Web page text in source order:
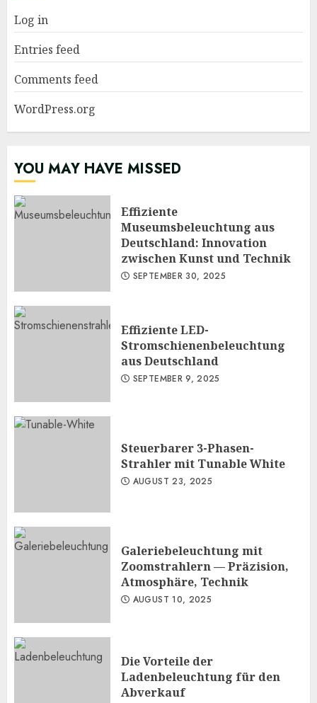
Log in
Entries feed
Comments feed
WordPress.org
YOU MAY HAVE MISSED
Effiziente
Museumsbeleuchtung aus
Deutschland: Innovation
zwischen Kunst und Technik
SEPTEMBER 30, 2025
Effiziente LED-
Stromschienenbeleuchtung
aus Deutschland
SEPTEMBER 9, 2025
Steuerbarer 3-Phasen-
Strahler mit Tunable White
AUGUST 23, 2025
Galeriebeleuchtung mit
Zoomstrahlern — Präzision,
Atmosphäre, Technik
AUGUST 10, 2025
Die Vorteile der
Ladenbeleuchtung für den
Abverkauf